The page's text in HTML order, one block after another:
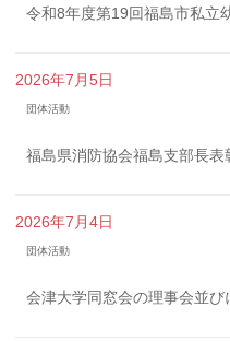
令和8年度第19回福島市私立
2026年7月5日
団体活動
福島県消防協会福島支部長表
2026年7月4日
団体活動
会津大学同窓会の理事会並び